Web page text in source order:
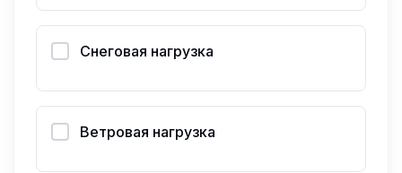
Снеговая нагрузка
Ветровая нагрузка